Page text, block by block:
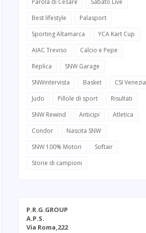
Parola di Cesare
Sabato Live
Best lifestyle
Palasport
Sporting Altamarca
YCA Kart Cup
AIAC Treviso
Calcio e Pepe
Replica
SNW Garage
SNWintervista
Basket
CSI Venezia
Judo
Pillole di sport
Risultati
SNW Rewind
Anticipi
Atletica
Condor
Nascita SNW
SNW 100% Motori
Softair
Storie di campioni
P.R.G.GROUP
A.P.S.
Via Roma,222